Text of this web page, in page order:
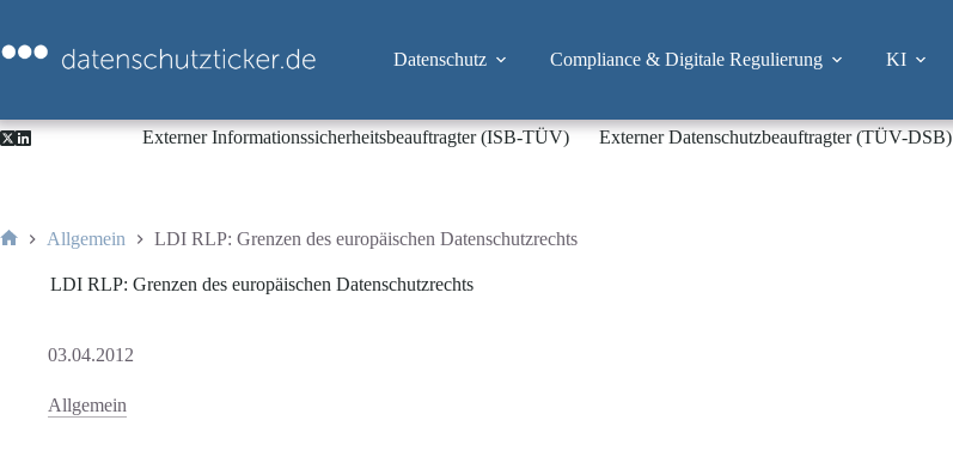
springen
Datenschutz Compliance & Digitale Regulierung KI
Externer Informationssicherheitsbeauftragter (ISB-TÜV) Externer Datenschutzbeauftragter (TÜV-DSB)
Allgemein LDI RLP: Grenzen des europäischen Datenschutzrechts
LDI RLP: Grenzen des europäischen Datenschutzrechts
03.04.2012
Allgemein